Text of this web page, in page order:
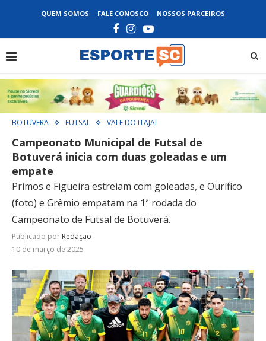
QUEM SOMOS FALE CONOSCO NOSSOS PARCEIROS
BOTUVERÁ FUTSAL VALE DO ITAJAÍ
Campeonato Municipal de Futsal de
Botuverá inicia com duas goleadas e um
empate
Primos e Figueira estreiam com goleadas, e Ourífico
(foto) e Grêmio empatam na 1ª rodada do
Campeonato de Futsal de Botuverá.
Publicado por Redação
10 de março de 2025